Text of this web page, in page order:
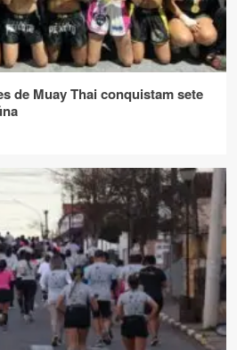
de Muay Thai conquistam sete